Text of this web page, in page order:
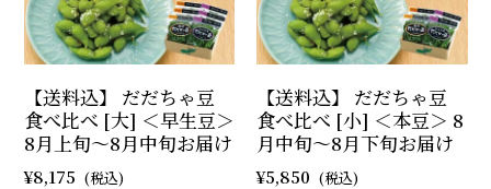
【送料込】 だだちゃ豆
食べ比べ [大] ＜早生豆＞
8月上旬～8月中旬お届け
8,175
【送料込】 だだちゃ豆
食べ比べ [小] ＜本豆＞ 8
月中旬～8月下旬お届け
5,850